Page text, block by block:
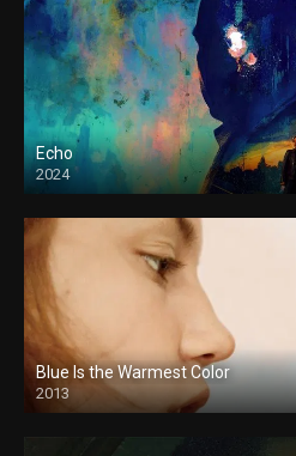
Echo
2024
Blue Is the Warmest Color
2013